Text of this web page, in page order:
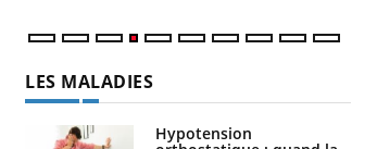
LES MALADIES
Hypotension